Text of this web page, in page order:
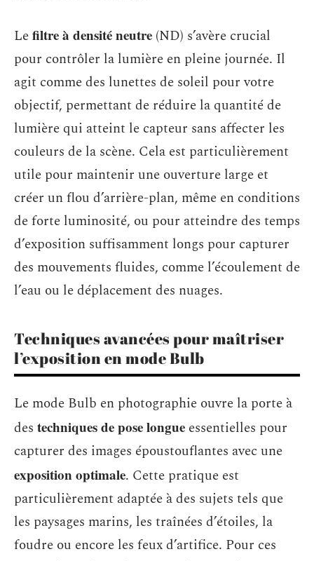
Lefiltre à densité neutre (ND) s’avère crucial
pour contrôler la lumière en pleine journée. Il
agit comme des lunettes de soleil pour votre
objectif, permettant de réduire la quantité de
lumière qui atteint le capteur sans affecter les
couleurs de la scène. Cela est particulièrement
utile pour maintenir une ouverture large et
créer un flou d’arrière-plan, même en conditions
de forte luminosité, ou pour atteindre des temps
d’exposition suffisamment longs pour capturer
des mouvements fluides, comme l’écoulement de
l’eau ou le déplacement des nuages.
Techniques avancées pour maîtriser
l’exposition en mode Bulb
Le mode Bulb en photographie ouvre la porte à
des techniques de pose longue essentielles pour
capturer des images époustouflantes avec une
exposition optimale. Cette pratique est
particulièrement adaptée à des sujets tels que
les paysages marins, les traînées d’étoiles, la
foudre ou encore les feux d’artifice. Pour ces